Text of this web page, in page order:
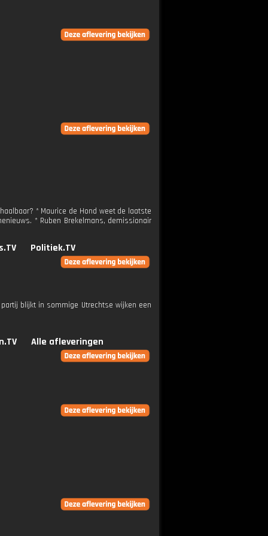
* Maurice de Hond weet de laatste
* Ruben Brekelmans, demissionair
Politiek.TV
blijkt in sommige Utrechtse wijken een
Alle afleveringen